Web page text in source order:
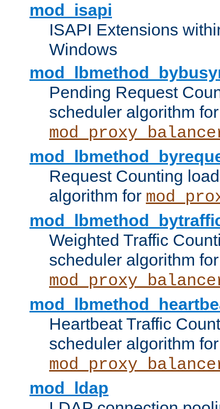
mod_isapi
ISAPI Extensions
Windows
Pending Request
scheduler algorithm for
Request Counting
algorithm for
Weighted Traffic
scheduler algorithm for
Heartbeat Traffic
scheduler algorithm for
mod_ldap